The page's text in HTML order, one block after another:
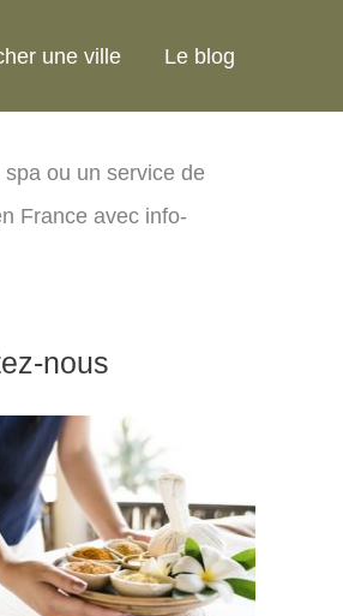
une ville Le blog
spa ou un service de
France avec info-
nous